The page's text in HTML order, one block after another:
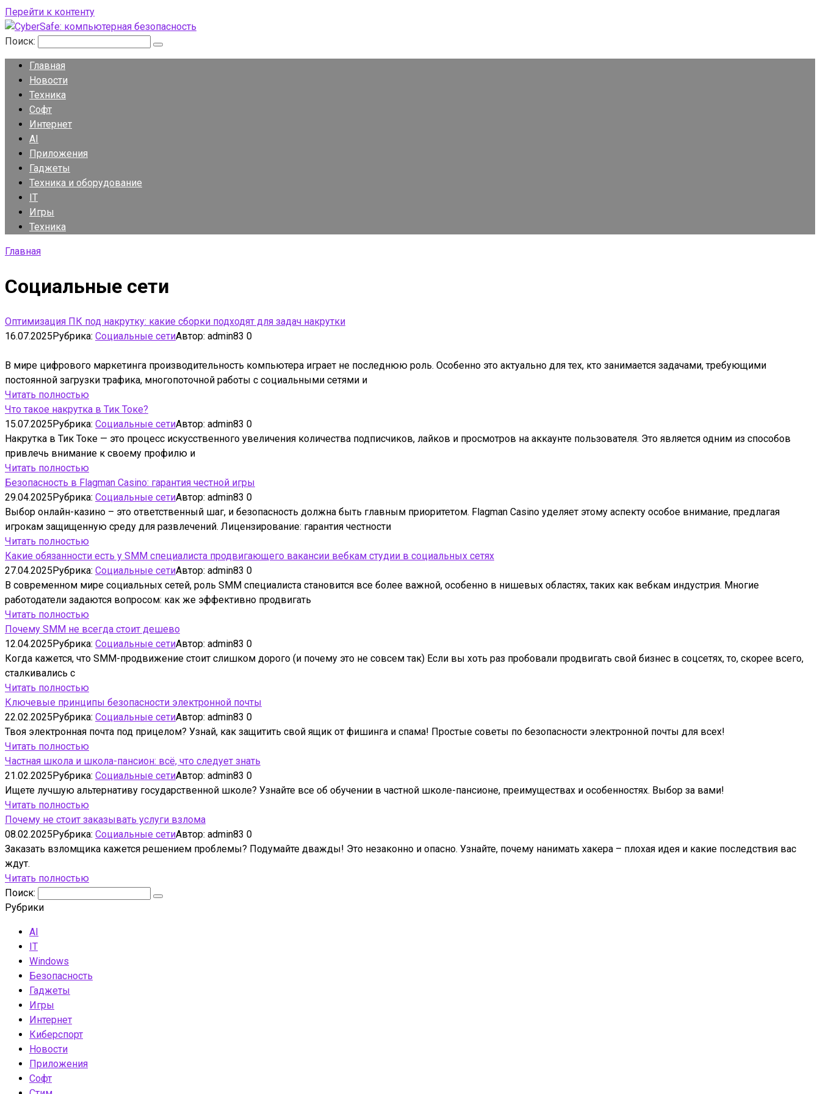
Перейти к контенту
Поиск:
Главная
Новости
Техника
Софт
Интернет
AI
Приложения
Гаджеты
Техника и оборудование
IT
Игры
Техника
Главная
Социальные сети
Оптимизация ПК под накрутку: какие сборки подходят для задач накрутки
16.07.2025Рубрика: Социальные сетиАвтор: admin83 0
В мире цифрового маркетинга производительность компьютера играет не последнюю роль. Особенно это актуально для тех, кто занимается задачами, требующими
постоянной загрузки трафика, многопоточной работы с социальными сетями и
Читать полностью
Что такое накрутка в Тик Токе?
15.07.2025Рубрика: Социальные сетиАвтор: admin83 0
Накрутка в Тик Токе — это процесс искусственного увеличения количества подписчиков, лайков и просмотров на аккаунте пользователя. Это является одним из способов
привлечь внимание к своему профилю и
Читать полностью
Безопасность в Flagman Casino: гарантия честной игры
29.04.2025Рубрика: Социальные сетиАвтор: admin83 0
Выбор онлайн-казино – это ответственный шаг, и безопасность должна быть главным приоритетом. Flagman Casino уделяет этому аспекту особое внимание, предлагая
игрокам защищенную среду для развлечений. Лицензирование: гарантия честности
Читать полностью
Какие обязанности есть у SMM специалиста продвигающего вакансии вебкам студии в социальных сетях
27.04.2025Рубрика: Социальные сетиАвтор: admin83 0
В современном мире социальных сетей, роль SMM специалиста становится все более важной, особенно в нишевых областях, таких как вебкам индустрия. Многие
работодатели задаются вопросом: как же эффективно продвигать
Читать полностью
Почему SMM не всегда стоит дешево
12.04.2025Рубрика: Социальные сетиАвтор: admin83 0
Когда кажется, что SMM-продвижение стоит слишком дорого (и почему это не совсем так) Если вы хоть раз пробовали продвигать свой бизнес в соцсетях, то, скорее всего,
сталкивались с
Читать полностью
Ключевые принципы безопасности электронной почты
22.02.2025Рубрика: Социальные сетиАвтор: admin83 0
Твоя электронная почта под прицелом? Узнай, как защитить свой ящик от фишинга и спама! Простые советы по безопасности электронной почты для всех!
Читать полностью
Частная школа и школа-пансион: всё, что следует знать
21.02.2025Рубрика: Социальные сетиАвтор: admin83 0
Ищете лучшую альтернативу государственной школе? Узнайте все об обучении в частной школе-пансионе, преимуществах и особенностях. Выбор за вами!
Читать полностью
Почему не стоит заказывать услуги взлома
08.02.2025Рубрика: Социальные сетиАвтор: admin83 0
Заказать взломщика кажется решением проблемы? Подумайте дважды! Это незаконно и опасно. Узнайте, почему нанимать хакера – плохая идея и какие последствия вас
ждут.
Читать полностью
Поиск:
Рубрики
AI
IT
Windows
Безопасность
Гаджеты
Игры
Интернет
Киберспорт
Новости
Приложения
Софт